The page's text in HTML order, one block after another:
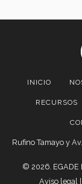
INICIO
RECURSOS
Rufino Tamayo y
© 2026. EGADE
Aviso legal|